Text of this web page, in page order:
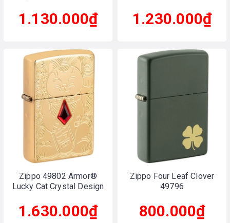
1.130.000₫ 1.230.000₫
Zippo 49802 Armor®
Lucky Cat Crystal Design
1.630.000₫
Zippo Four Leaf Clover
49796
800.000₫